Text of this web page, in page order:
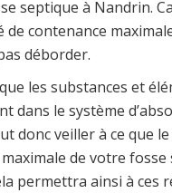
septique à Nandrin.
de contenance
déborder.
les substances et
dans le système
donc veiller à ce que
de votre
permettra ainsi à ces